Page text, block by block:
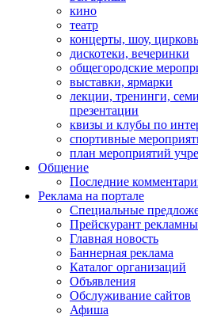
кино
театр
концерты, шоу,
дискотеки, вечеринки
общегородские
выставки, ярмарки
лекции, тренинги,
презентации
квизы и клубы по
спортивные
план мероприятий
Общение
Последние
Реклама на портале
Специальные
Прейскурант
Главная новость
Баннерная реклама
Каталог организаций
Объявления
Обслуживание сайтов
Афиша